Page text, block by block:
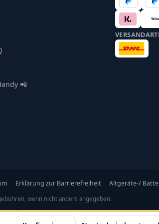
📲
Erklärung zur Barrierefreiheit Altgeräte-/
wenn nicht anders angegeben.